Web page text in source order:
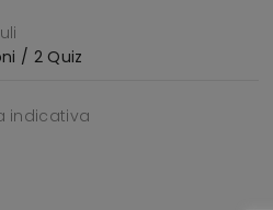
/ 2 Quiz
indicativa